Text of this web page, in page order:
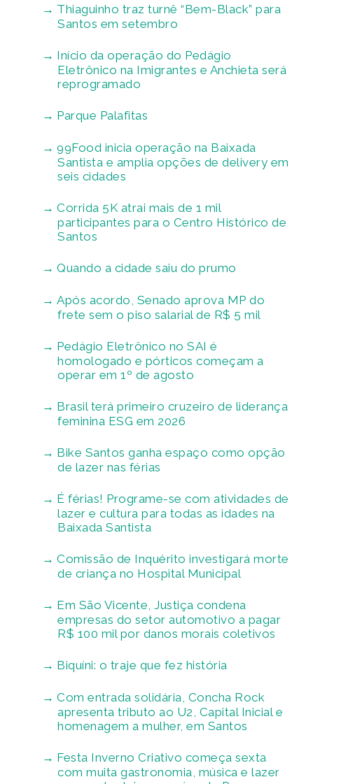
Thiaguinho traz turnê “Bem-Black” para
Santos em setembro
Início da operação do Pedágio
Eletrônico na Imigrantes e Anchieta será
reprogramado
Parque Palafitas
99Food inicia operação na Baixada
Santista e amplia opções de delivery em
seis cidades
Corrida 5K atrai mais de 1 mil
participantes para o Centro Histórico de
Santos
Quando a cidade saiu do prumo
Após acordo, Senado aprova MP do
frete sem o piso salarial de R$ 5 mil
Pedágio Eletrônico no SAI é
homologado e pórticos começam a
operar em 1º de agosto
Brasil terá primeiro cruzeiro de liderança
feminina ESG em 2026
Bike Santos ganha espaço como opção
de lazer nas férias
É férias! Programe-se com atividades de
lazer e cultura para todas as idades na
Baixada Santista
Comissão de Inquérito investigará morte
de criança no Hospital Municipal
Em São Vicente, Justiça condena
empresas do setor automotivo a pagar
R$ 100 mil por danos morais coletivos
Biquíni: o traje que fez história
Com entrada solidária, Concha Rock
apresenta tributo ao U2, Capital Inicial e
homenagem a mulher, em Santos
Festa Inverno Criativo começa sexta
com muita gastronomia, música e lazer